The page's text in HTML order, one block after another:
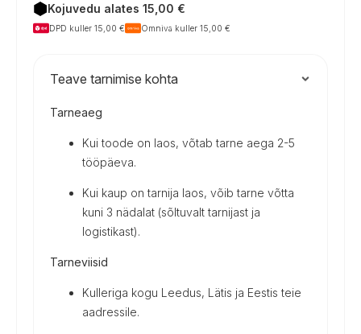
Kojuvedu alates 15,00 €
DPD kuller 15,00 € Omniva kuller 15,00 €
Teave tarnimise kohta
Tarneaeg
Kui toode on laos, võtab tarne aega 2-5
tööpäeva.
Kui kaup on tarnija laos, võib tarne võtta
kuni 3 nädalat (sõltuvalt tarnijast ja
logistikast).
Tarneviisid
Kulleriga kogu Leedus, Lätis ja Eestis teie
aadressile.